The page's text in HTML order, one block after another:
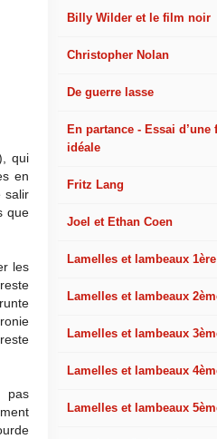
qui
en
salir
que
les
pas
Billy Wilder et le film noir
Christopher Nolan
De guerre lasse
En partance - Essai d’une
idéale
Fritz Lang
Joel et Ethan Coen
Lamelles et lambeaux
Lamelles et lambeaux
Lamelles et lambeaux
Lamelles et lambeaux
Lamelles et lambeaux